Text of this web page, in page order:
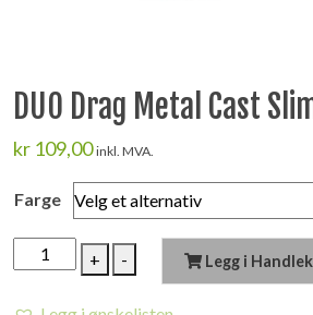
DUO Drag Metal Cast
kr 109,00 inkl. MVA.
Farge
+
DUO
Drag
- Legg i